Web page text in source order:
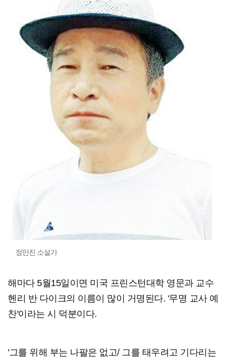
정만진 소설가
해마다 5월15일이면 미국 프린스턴대학 영문과 교수
헨리 반 다이크의 이름이 많이 거명된다. '무명 교사 예
찬'이라는 시 덕분이다.
'그를 위해 부는 나팔은 없고/ 그를 태우려고 기다리는